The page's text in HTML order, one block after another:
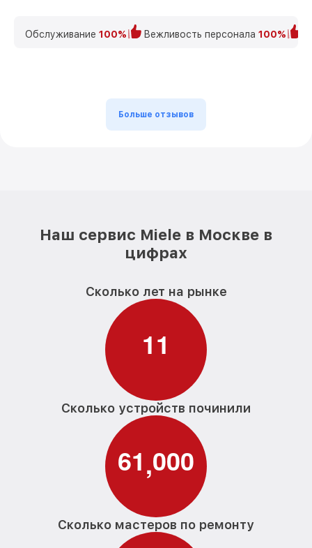
Обслуживание 100% Вежливость персонала 100%
Больше отзывов
Наш сервис Miele в Москве в
цифрах
Сколько лет на рынке
11
Сколько устройств починили
61,000
Сколько мастеров по ремонту